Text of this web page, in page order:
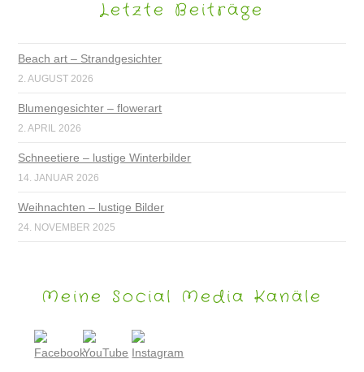
Letzte Beiträge
Beach art – Strandgesichter
2. AUGUST 2026
Blumengesichter – flowerart
2. APRIL 2026
Schneetiere – lustige Winterbilder
14. JANUAR 2026
Weihnachten – lustige Bilder
24. NOVEMBER 2025
Meine Social Media Kanäle